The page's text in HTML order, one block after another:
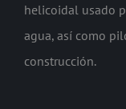
helicoidal usado
agua, así como
construcción.